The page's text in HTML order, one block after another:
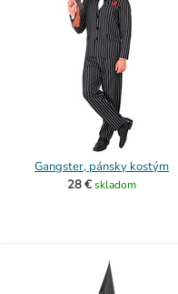
Gangster, pánsky kostým
28 €skladom